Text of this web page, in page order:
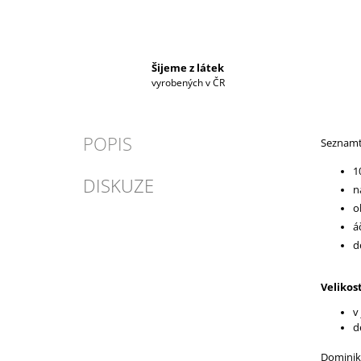
Šijeme z látek
vyrobených v ČR
POPIS
DISKUZE
v